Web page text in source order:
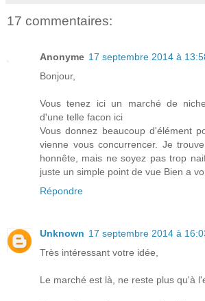
17 commentaires:
Anonyme 17 septembre 2014 à
Bonjour,
Vous tenez ici un marché de
d'une telle facon ici
Vous donnez beaucoup d'élément
vienne vous concurrencer. Je
honnête, mais ne soyez pas trop
juste un simple point de vue Bien a
Répondre
Unknown 17 septembre 2014 à
Très intéressant votre idée,
Le marché est là, ne reste plus qu'à